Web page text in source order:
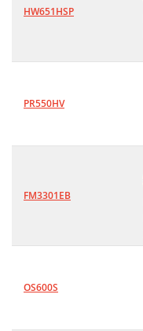
HW651HSP
PR550HV
FM3301EB
OS600S